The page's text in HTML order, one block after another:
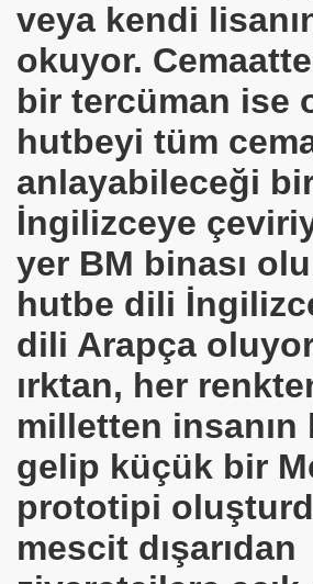
veya kendi
okuyor.
bir tercüman ise
hutbeyi tüm
anlayabileceği
İngilizceye
yer BM binası
hutbe dili
dili Arapça
ırktan, her
milletten insanın
gelip küçük bir
prototipi
mescit dışarıdan
uzandı ve bunları yukarıya çekti.
İTTİFAK -ENDÜLÜS TEKİ
KORUYUN .KİLİSE
SELİM AKDAŞ . ERMENİ
Halima Zsuzsanna